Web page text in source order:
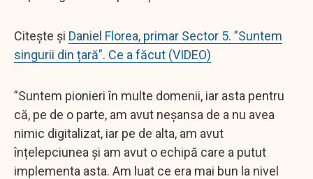
Citește și Daniel Florea, primar Sector 5. ”Suntem
singurii din țară”. Ce a făcut (VIDEO)
”Suntem pionieri în multe domenii, iar asta pentru
că, pe de o parte, am avut neșansa de a nu avea
nimic digitalizat, iar pe de alta, am avut
înțelepciunea și am avut o echipă care a putut
implementa asta. Am luat ce era mai bun la nivel